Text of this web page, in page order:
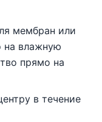
мембран или
на влажную
прямо на
в течение